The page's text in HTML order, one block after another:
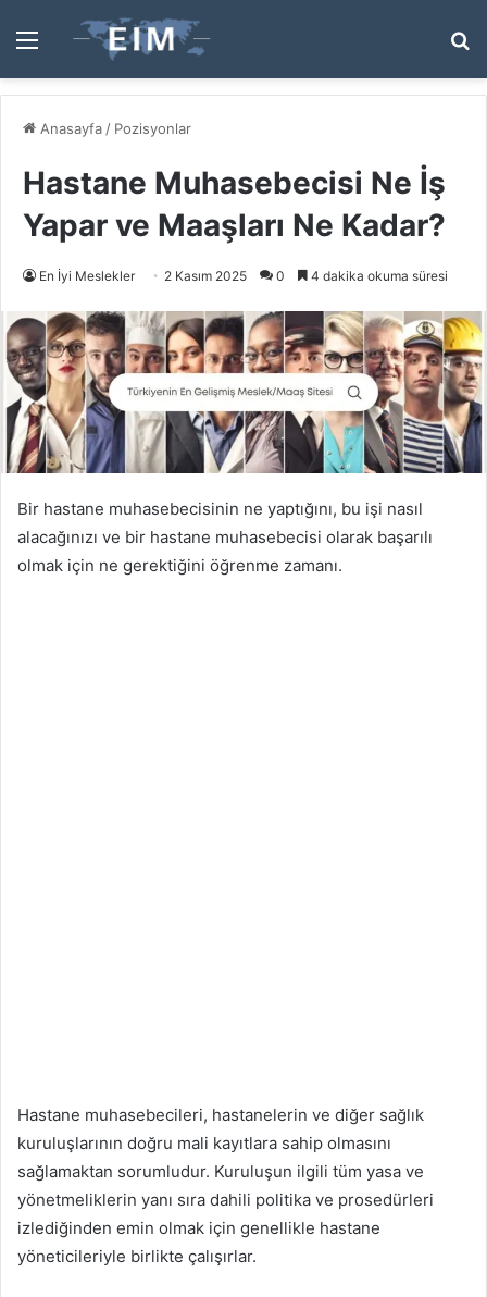
Menü
...
Anasayfa / Pozisyonlar
Hastane Muhasebecisi Ne İş
Yapar ve Maaşları Ne Kadar?
En İyi Meslekler 2 Kasım 2025 0 4 dakika okuma süresi
Bir hastane muhasebecisinin ne yaptığını, bu işi nasıl
alacağınızı ve bir hastane muhasebecisi olarak başarılı
olmak için ne gerektiğini öğrenme zamanı.
Hastane muhasebecileri, hastanelerin ve diğer sağlık
kuruluşlarının doğru mali kayıtlara sahip olmasını
sağlamaktan sorumludur. Kuruluşun ilgili tüm yasa ve
yönetmeliklerin yanı sıra dahili politika ve prosedürleri
izlediğinden emin olmak için genellikle hastane
yöneticileriyle birlikte çalışırlar.